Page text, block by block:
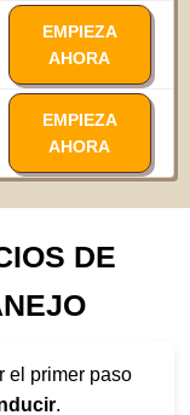
EMPIEZA
AHORA
EMPIEZA
AHORA
DE
el primer paso
.